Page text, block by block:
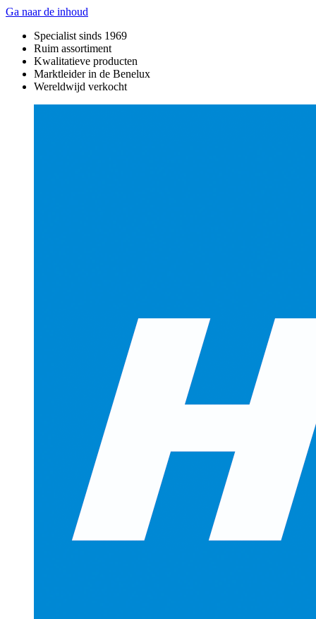
Ga naar de inhoud
Specialist sinds 1969
Ruim assortiment
Kwalitatieve producten
Marktleider in de Benelux
Wereldwijd verkocht